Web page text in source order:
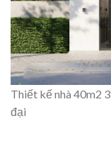
Thiết kế nhà 40m2
đại